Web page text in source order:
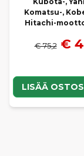
B50,
Vio
Vio 15, Vio
Vio 20-
Komatsu-,
Hitachi-
€ 75,2 €
LISÄÄ